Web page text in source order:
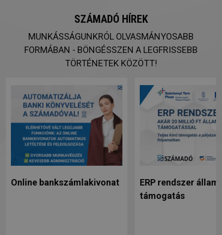
SZÁMADÓ HÍREK
MUNKÁSSÁGUNKRÓL OLVASMÁNYOSABB
FORMÁBAN - BÖNGÉSSZEN A LEGFRISSEBB
TÖRTÉNETEK KÖZÖTT!
Online bankszámlakivonat
ERP rendszer állami
támogatás